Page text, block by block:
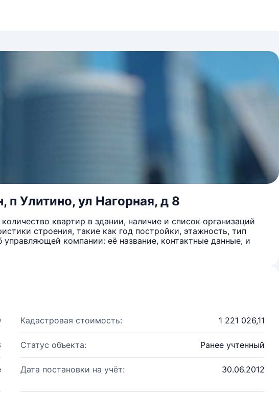
п Улитино, ул Нагорная, д 8
квартир в здании, наличие и список организаций
строения, такие как год постройки, этажность, тип
компании: её название, контактные данные, и
Кадастровая стоимость: 1 221 026,11
Статус объекта: Ранее учтенный
Дата постановки на учёт: 30.06.2012